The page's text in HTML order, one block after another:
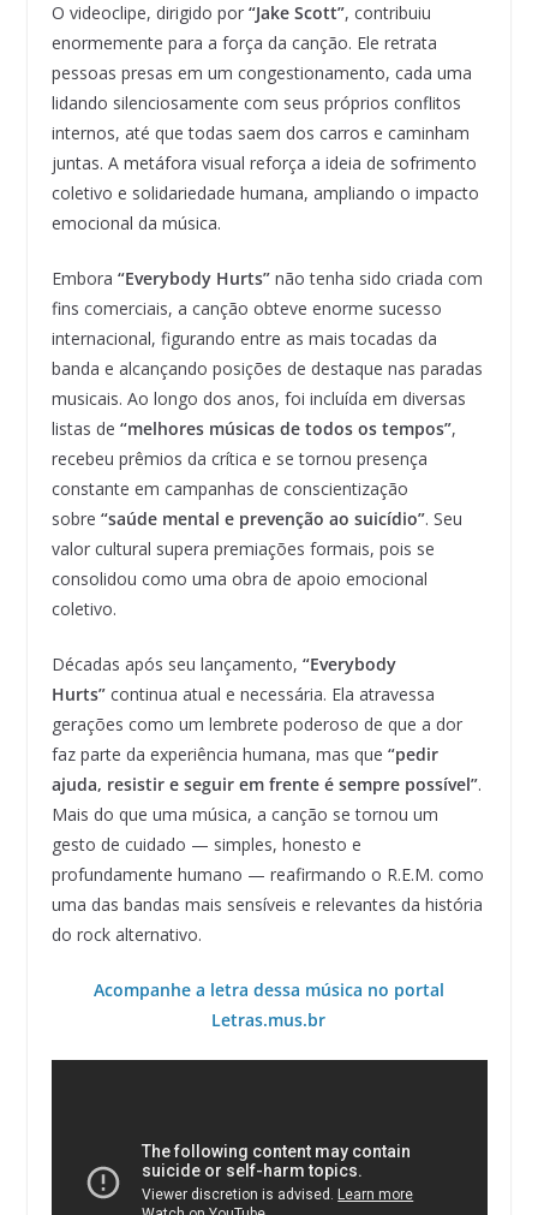
O videoclipe, dirigido por “Jake Scott”, contribuiu
enormemente para a força da canção. Ele retrata
pessoas presas em um congestionamento, cada uma
lidando silenciosamente com seus próprios conflitos
internos, até que todas saem dos carros e caminham
juntas. A metáfora visual reforça a ideia de sofrimento
coletivo e solidariedade humana, ampliando o impacto
emocional da música.
Embora “Everybody Hurts”não tenha sido criada com
fins comerciais, a canção obteve enorme sucesso
internacional, figurando entre as mais tocadas da
banda e alcançando posições de destaque nas paradas
musicais. Ao longo dos anos, foi incluída em diversas
listas de “melhores músicas de todos os tempos”,
recebeu prêmios da crítica e se tornou presença
constante em campanhas de conscientização
sobre “saúde mental e prevenção ao suicídio”. Seu
valor cultural supera premiações formais, pois se
consolidou como uma obra de apoio emocional
coletivo.
Décadas após seu lançamento, “Everybody
Hurts”continua atual e necessária. Ela atravessa
gerações como um lembrete poderoso de que a dor
faz parte da experiência humana, mas que “pedir
ajuda, resistir e seguir em frente é sempre possível”.
Mais do que uma música, a canção se tornou um
gesto de cuidado — simples, honesto e
profundamente humano — reafirmando o R.E.M. como
uma das bandas mais sensíveis e relevantes da história
do rock alternativo.
Acompanhe a letra dessa música no portal
Letras.mus.br